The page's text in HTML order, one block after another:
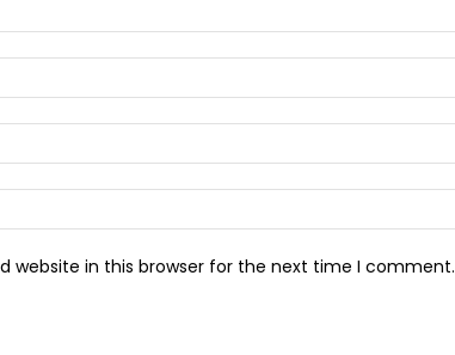
website in this browser for the next time I comment.